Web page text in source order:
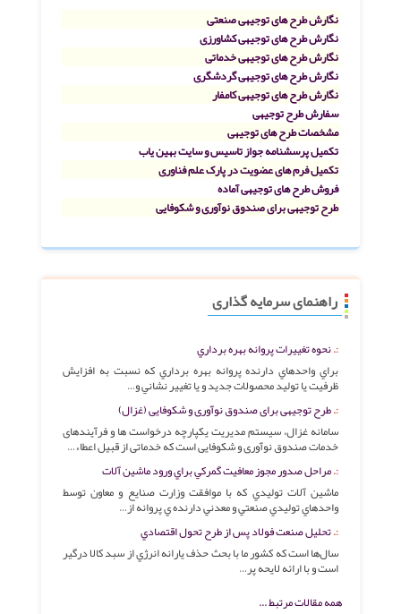
نگارش طرح های توجیهی صنعتی
نگارش طرح های توجیهی کشاورزی
نگارش طرح های توجیهی خدماتی
نگارش طرح های توجیهی گردشگری
نگارش طرح های توجیهی کامفار
سفارش طرح توجیهی
مشخصات طرح های توجیهی
تکمیل پرسشنامه جواز تاسیس و سایت بهین یاب
تکمیل فرم های عضویت در پارک علم فناوری
فروش طرح های توجیهی آماده
طرح توجیهی برای صندوق نوآوری و شکوفایی
راهنمای سرمایه گذاری
نحوه تغييرات پروانه بهره برداري
براي واحدهاي دارنده پروانه بهره برداري كه نسبت به افزايش
ظرفيت يا توليد محصولات جديد و يا تغيير نشاني و…
طرح توجیهی برای صندوق نوآوری و شکوفایی (غزال)
سامانه غزال، سیستم مدیریت یکپارچه درخواست ها و فرآیندهای
خدمات صندوق نوآوری و شکوفایی است که خدماتی از قبیل اعطاء…
مراحل صدور مجوز معافيت گمركي براي ورود ماشين آلات
ماشين آلات توليدي كه با موافقت وزارت صنايع و معاون توسط
واحدهاي توليدي صنعتي و معدني دارنده ي پروانه از…
تحليل صنعت فولاد پس از طرح تحول اقتصادي
سال‌ها است كه كشور ما با بحث حذف يارانه‌ انرژي از سبد كالا درگير
است و با ارائه لايحه پر…
همه مقالات مرتبط ...